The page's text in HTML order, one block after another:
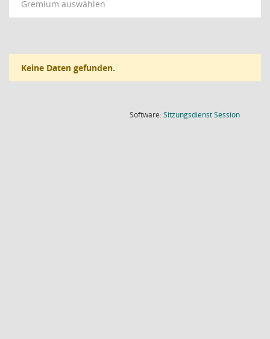
Gremium auswählen
Keine Daten gefunden.
Software:SitzungsdienstSession(Wird in